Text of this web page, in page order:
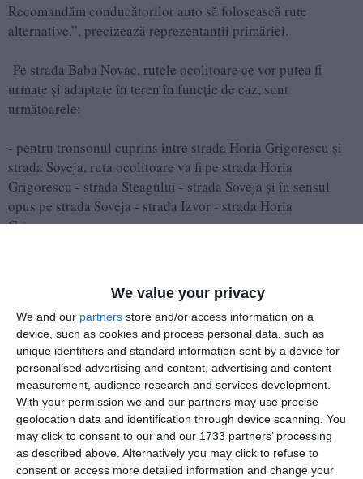
We value your privacy
We and our partners store and/or access information on a
device, such as cookies and process personal data, such as
unique identifiers and standard information sent by a device for
personalised advertising and content, advertising and content
measurement, audience research and services development.
With your permission we and our partners may use precise
geolocation data and identification through device scanning. You
may click to consent to our and our 1733 partners’ processing
as described above. Alternatively you may click to refuse to
consent or access more detailed information and change your
Recomandăm conducătorilor auto să folosească rute
alternative.”, precizează reprezentanții primăriei.
Pe strada Baba Novac, rutele ocolitoare ce vor putea fi
urmate și adaptate în teren în funcție de caz, sunt
următoarele:
- pentru tronsonul cuprins între strada Horia Grigorescu și
strada Soveja, ruta ocolitoare va fi pe strada Horia
Grigorescu - strada Steagului - strada Soveja și în sensul
opus pe strada Soveja - strada Izvor - strada Horia
Grigorescu;
Xenopol – strada Prislop – strada Horia Grigorescu și în
sensul opus pe strada Horia Grigorescu - strada Topoloveni -
strada A.D. Xenopol;
- pentru tronsonul cuprins între strada Operei și strada
Eduard Caudella, ruta ocolitoare va fi în dublu sens pe
strada Operei – strada Mihai Jora – strada Eduard Caudella.